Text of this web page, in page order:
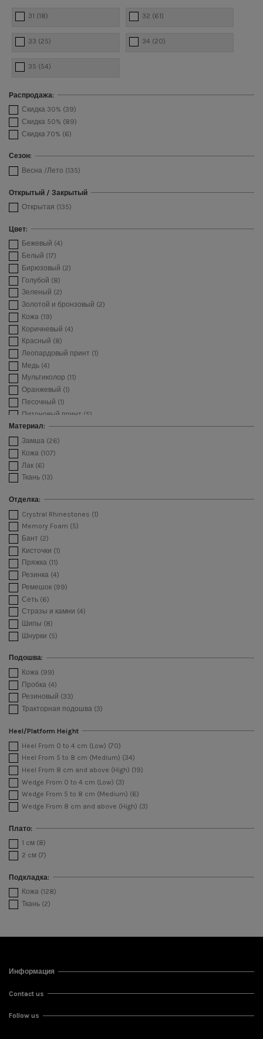
31 (18) 32 (61)
33 (25) 34 (20)
35 (54)
Распродажа:
Скидка 30% (39)
Скидка 50% (89)
Скидка 70% (6)
Сезон:
Весна /Лето (135)
Открытый / Закрытый
Открытая (135)
Цвет:
Бежевый (4)
Белый (17)
Бирюзовый (2)
Голубой (8)
Зеленый (2)
Золотой и бронзовый (2)
Кожа (19)
Коричневый (4)
Красный (8)
Леопардовый принт (1)
Медь (4)
Мультиколор (11)
Оранжевый (1)
Песочный (1)
Питоновый принт (5)
Платино(8)
Принт крокодила
Пудровый
Розовый
Серебрянный
Сине серый(1)
Синий (9)
Сиреневый(2)
Слоновой кости
Темно серый
Фиолетовый
Фуксия(1)
Черный(53)
Материал:
Замша (26)
Кожа (107)
Лак (6)
Ткань (13)
Отделка:
Crystral Rhinestones (1)
Memory Foam (5)
Бант (2)
Кисточки (1)
Пряжка (11)
Резинка (4)
Ремешок (99)
Сеть (6)
Стразы и камни (4)
Шипы (8)
Шнурки (5)
Подошва:
Кожа (99)
Пробка (4)
Резиновый (33)
Тракторная подошва (3)
Heel/Platform Height
Heel From 0 to 4 cm (Low) (70)
Heel From 5 to 8 cm (Medium) (34)
Heel From 8 cm and above (High) (19)
Wedge From 0 to 4 cm (Low) (3)
Wedge From 5 to 8 cm (Medium) (6)
Wedge From 8 cm and above (High) (3)
Плато:
1 cм (8)
2 cм (7)
Подкладка:
Кожа (128)
Ткань (2)
Информация
Contact us
Follow us